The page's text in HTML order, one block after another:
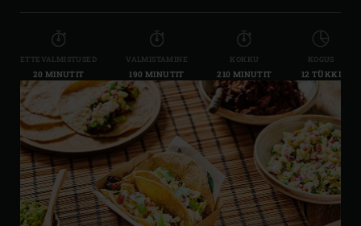
ETTEVALMISTUSED
20 MINUTIT
VALMISTAMINE
190 MINUTIT
KOKKU
210 MINUTIT
KOGUS
12 TÜKKI